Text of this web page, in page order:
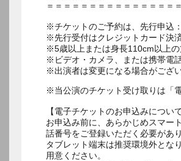
＝＝＝＝＝＝＝＝＝＝＝＝＝＝＝
※チケットのご予約は、先行申込
※先行受付はクレジットカード決
※5歳以上または身長110cm以上の
※ビデオ・カメラ、または携帯電
※出演者は変更になる場合がござ
※当公演のチケット受け取りは「
【電子チケットのお申込みについて
お申込み前に、あらかじめスマー
話番号をご登録いただく必要があり
タブレット端末は推奨環境外とな
用意ください。